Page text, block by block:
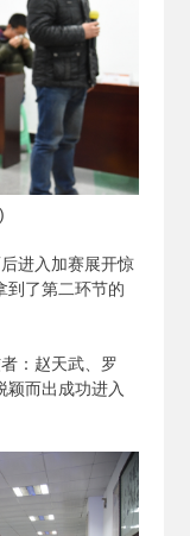
进入加赛展开惊
到了第二环节的
：赵天武、罗
颖而出成功进入